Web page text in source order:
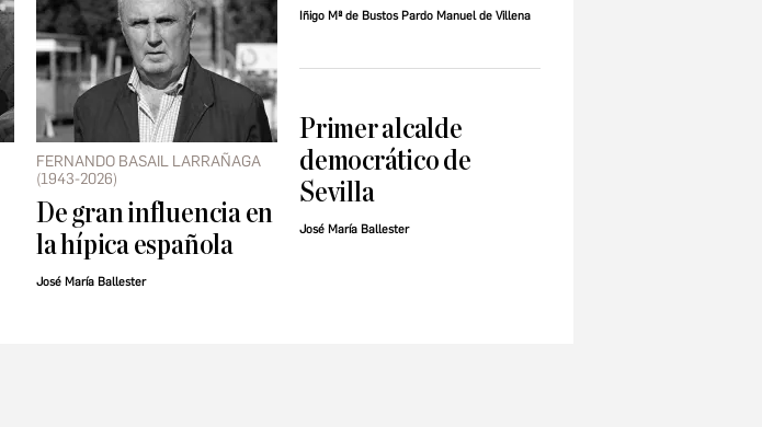
FERNANDO BASAIL LARRAÑAGA
(1943-2026)
De gran influencia en
la hípica española
José María Ballester
Iñigo Mª de Bustos Pardo Manuel de Villena
Primer alcalde
democrático de
Sevilla
José María Ballester